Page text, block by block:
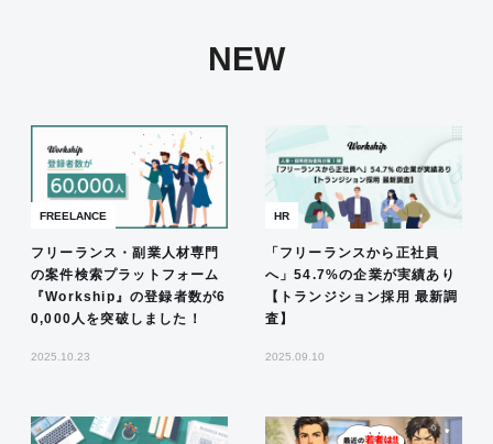
NEW
FREELANCE
フリーランス・副業人材専門
の案件検索プラットフォーム
『Workship』の登録者数が6
0,000人を突破しました！
2025.10.23
HR
「フリーランスから正社員
へ」54.7%の企業が実績あり
【トランジション採用 最新調
査】
2025.09.10